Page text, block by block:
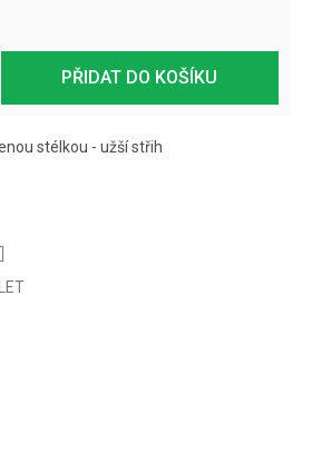
PŘIDAT DO KOŠÍKU
stélkou - užší střih